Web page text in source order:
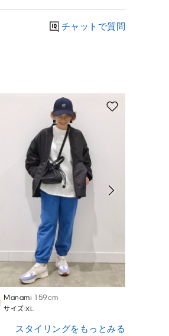
チャットで質問
Manami 159cm
サイズ:XL
スタイリングをもっとみる